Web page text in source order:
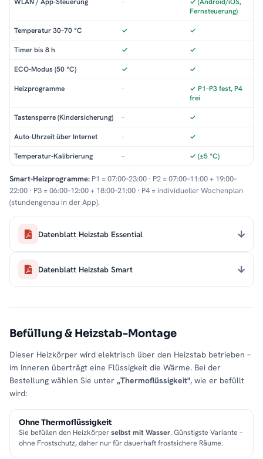
WLAN / App-Steuerung –
✓ (Android/iOS,
Fernsteuerung)
Temperatur 30–70 °C ✓ ✓
Timer bis 8 h ✓ ✓
ECO-Modus (50 °C) ✓ ✓
Heizprogramme –
✓ P1–P3 fest, P4
frei
Tastensperre (Kindersicherung) – ✓
Auto-Uhrzeit über Internet – ✓
Temperatur-Kalibrierung – ✓ (±5 °C)
Smart-Heizprogramme: P1 = 07:00–23:00 · P2 = 07:00–11:00 + 19:00–
22:00 · P3 = 06:00–12:00 + 18:00–21:00 · P4 = individueller Wochenplan
(stundengenau in der App).
Datenblatt Heizstab Essential
Datenblatt Heizstab Smart
Befüllung & Heizstab-Montage
Dieser Heizkörper wird elektrisch über den Heizstab betrieben –
im Inneren überträgt eine Flüssigkeit die Wärme. Bei der
Bestellung wählen Sie unter „Thermoflüssigkeit", wie er befüllt
wird:
Ohne Thermoflüssigkeit
Sie befüllen den Heizkörperselbst mit Wasser. Günstigste Variante –
ohne Frostschutz, daher nur für dauerhaft frostsichere Räume.